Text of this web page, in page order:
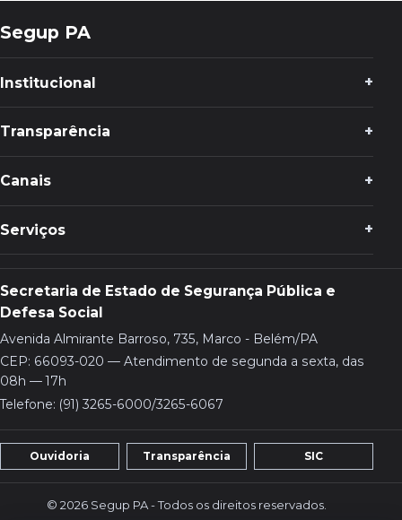
Segup PA
Institucional
Transparência
Canais
Serviços
Secretaria de Estado de Segurança Pública e
Defesa Social
Avenida Almirante Barroso, 735, Marco - Belém/PA
CEP: 66093-020 — Atendimento de segunda a sexta, das
08h — 17h
Telefone: (91) 3265-6000/3265-6067
Ouvidoria Transparência SIC
© 2026 Segup PA - Todos os direitos reservados.